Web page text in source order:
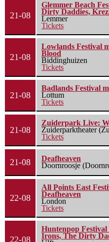
21-08
Glemmer Beach
Dirty Daddies,
Lemmer
Tickets
21-08
Lowlands Festival
Blood
Biddinghuizen
Tickets
21-08
Badlands Festival
Lottum
Tickets
21-08
Zuiderpark Live:
Zuiderparktheater
Tickets
21-08
Deafheaven
Doornroosje
22-08
All Points East
Deafheaven
London
Tickets
22-08
Huntenpop
Irons, The Dirty